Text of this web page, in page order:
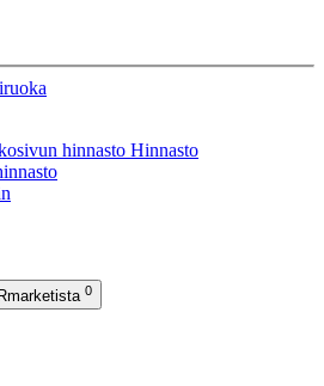
hinnasto Hinnasto
0